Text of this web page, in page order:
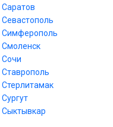
Саратов
Севастополь
Симферополь
Смоленск
Сочи
Ставрополь
Стерлитамак
Сургут
Сыктывкар